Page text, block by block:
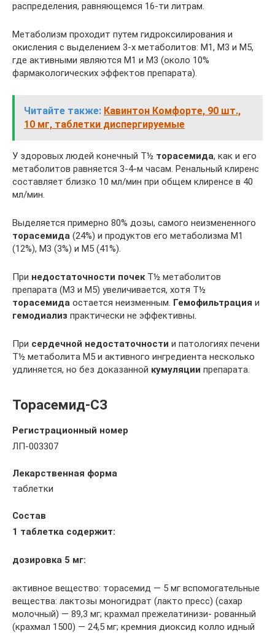
распределения, равняющемся 16-ти литрам.
Метаболизм проходит путем гидроксилирования и
окисления с выделением 3-х метаболитов: М1, М3 и М5,
где активными являются М1 и М3 (около 10%
фармакологических эффектов препарата).
Читайте также: Кавинтон Комфорте, 90 шт.,
10 мг, таблетки диспергируемые
У здоровых людей конечный T½ торасемида, как и его
метаболитов равняется 3-4-м часам. Ренальный клиренс
составляет близко 10 мл/мин при общем клиренсе в 40
мл/мин.
Выделяется примерно 80% дозы, самого неизмененного
торасемида (24%) и продуктов его метаболизма М1
(12%), М3 (3%) и М5 (41%).
При недостаточности почекT½ метаболитов
препарата (М3 и М5) увеличивается, хотя T½
торасемида остается неизменным. Гемофильтрация и
гемодиализ практически не эффективны.
При сердечной недостаточности и патологиях печени
T½ метаболита М5 и активного ингредиента несколько
удлиняется, но без доказанной кумуляции препарата.
Торасемид-СЗ
Регистрационный номер
ЛП-003307
Лекарственная форма
таблетки
Состав
1 таблетка содержит:
дозировка 5 мг:
активное вещество: торасемид — 5 мг вспомогательные
вещества: лактозы моногидрат (лакто­ пресс) (сахар
молочный) — 89,3 мг; крахмал прежелатинизи- рованный
(крахмал 1500) — 24,5 мг; кремния диоксид колло­ идный